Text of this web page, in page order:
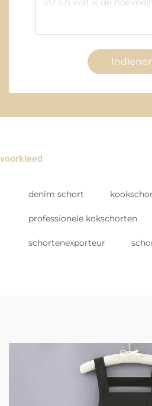
voorkleed
denim schort
professionele kokschorten
schortenexporteur